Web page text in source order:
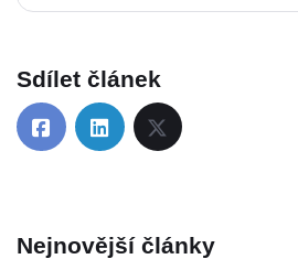
Sdílet článek
Nejnovější články